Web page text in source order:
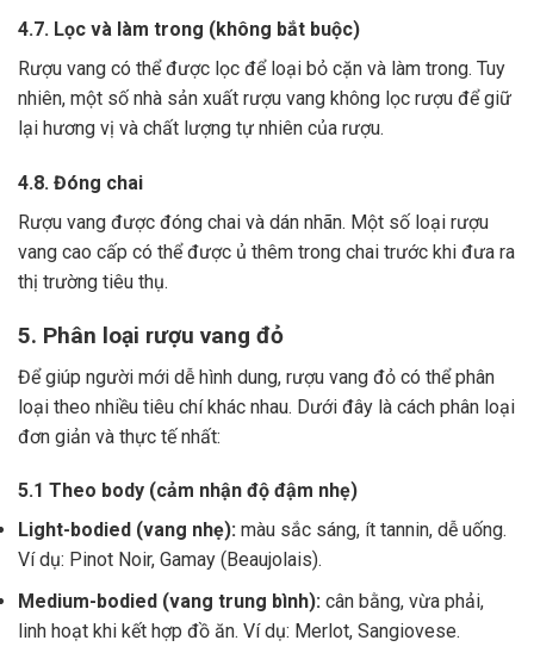
4.7. Lọc và làm trong (không bắt buộc)
Rượu vang có thể được lọc để loại bỏ cặn và làm trong. Tuy
nhiên, một số nhà sản xuất rượu vang không lọc rượu để giữ
lại hương vị và chất lượng tự nhiên của rượu.
4.8. Đóng chai
Rượu vang được đóng chai và dán nhãn. Một số loại rượu
vang cao cấp có thể được ủ thêm trong chai trước khi đưa ra
thị trường tiêu thụ.
5. Phân loại rượu vang đỏ
Để giúp người mới dễ hình dung, rượu vang đỏ có thể phân
loại theo nhiều tiêu chí khác nhau. Dưới đây là cách phân loại
đơn giản và thực tế nhất:
5.1 Theo body (cảm nhận độ đậm nhẹ)
Light-bodied (vang nhẹ): màu sắc sáng, ít tannin, dễ uống.
Ví dụ: Pinot Noir, Gamay (Beaujolais).
Medium-bodied (vang trung bình): cân bằng, vừa phải,
linh hoạt khi kết hợp đồ ăn. Ví dụ: Merlot, Sangiovese.